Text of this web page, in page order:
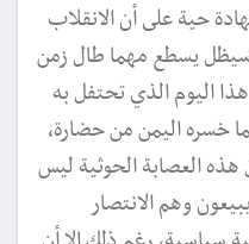
حية على أن الانقلاب
سيظل يسطع مهما طال زمن
هذا اليوم الذي تحتفل به
خسره اليمن من حضارة،
العصابة الحوثية ليس
وهم الانتصار